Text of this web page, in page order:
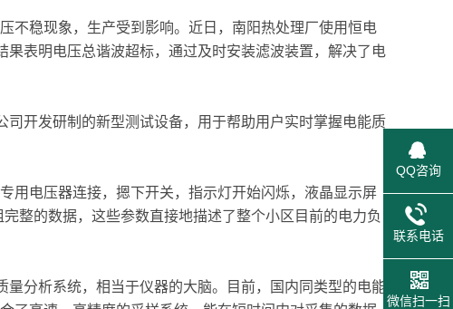
稳现象，生产受到影响。近日，南阳热处理厂使用恒电
果表明电压总谐波超标，通过及时安装滤波装置，解决了电
开发研制的新型测试设备，用于帮助用户实时掌握电能质
电压器连接，摁下开关，指示灯开始闪烁，液晶显示屏
整的数据，这些参数直接地描述了整个小区目前的电力负
分析系统，相当于仪器的大脑。目前，国内同类型的电能
QQ咨询
联系电话
微信扫一扫